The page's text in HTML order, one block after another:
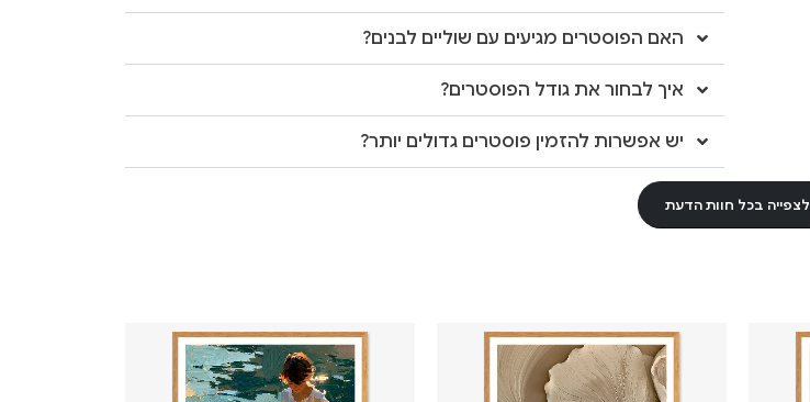
האם הפוסטרים מגיעים עם שוליים לבנים?
איך לבחור את גודל הפוסטרים?
יש אפשרות להזמין פוסטרים גדולים יותר?
לצפייה בכל חוות הדעת